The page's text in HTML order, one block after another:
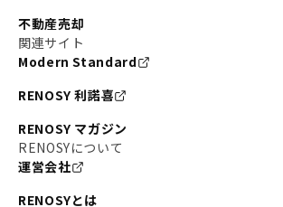
不動産売却
関連サイト
Modern Standard
RENOSY 利諾喜
RENOSY マガジン
RENOSYについて
運営会社
RENOSYとは